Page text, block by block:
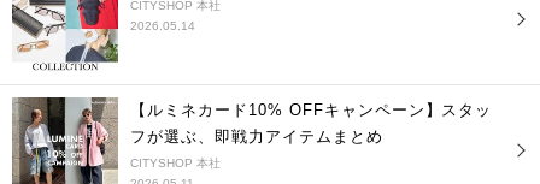
CITYSHOP 本社
2026.05.14
【ルミネカード10% OFFキャンペーン】スタッ
フが選ぶ、即戦力アイテムまとめ
CITYSHOP 本社